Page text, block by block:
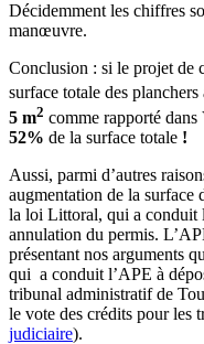
Décidemment les chiffres
manœuvre.
Conclusion : si le projet de
surface totale des
5 m2 comme rapporté
52% de la surface totale !
Aussi, parmi d’autres
augmentation de la surface
la loi Littoral, qui a conduit
annulation du permis.
présentant nos arguments
qui a conduit l’APE à
tribunal administratif de
le vote des crédits pour les
judiciaire).